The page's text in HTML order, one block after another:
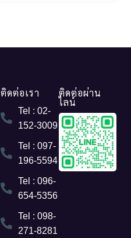
ติดต่อเรา
Tel : 02-
152-3009
Tel : 097-
196-5594
Tel : 096-
654-5356
Tel : 098-
271-8281
ติดต่อผ่าน
ไลน์